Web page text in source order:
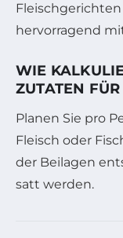
hervorragend
WIE
ZUTATEN
Planen Sie pro
Fleisch oder
der Beilagen
satt werden.